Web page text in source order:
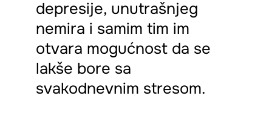
depresije, unutrašnjeg
nemira i samim tim im
otvara mogućnost da se
lakše bore sa
svakodnevnim stresom.